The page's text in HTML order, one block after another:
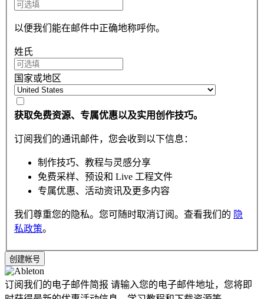
以便我们能在邮件中正确地称呼你。
姓氏
国家或地区
获取免费资源、专属优惠以及实用创作技巧。
订阅我们的通讯邮件，您会收到以下信息：
制作技巧、教程与灵感分享
免费采样、预设和 Live 工程文件
专属优惠、活动资讯及更多内容
我们尊重您的隐私。您可随时取消订阅。查看我们的 隐
私政策。
订阅我们的电子邮件简报 请输入您的电子邮件地址，您将即